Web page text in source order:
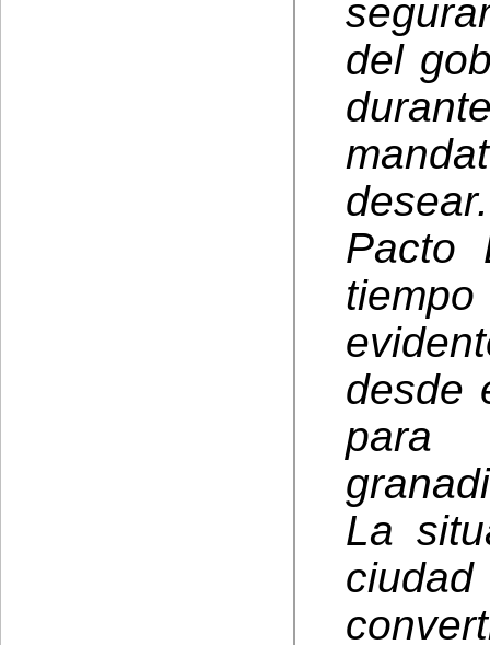
del
Pacto
desde
para
La